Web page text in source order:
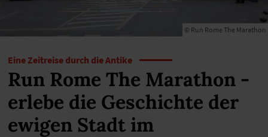
© Run Rome The Marathon
Eine Zeitreise durch die Antike
Run Rome The Marathon -
erlebe die Geschichte der
ewigen Stadt im